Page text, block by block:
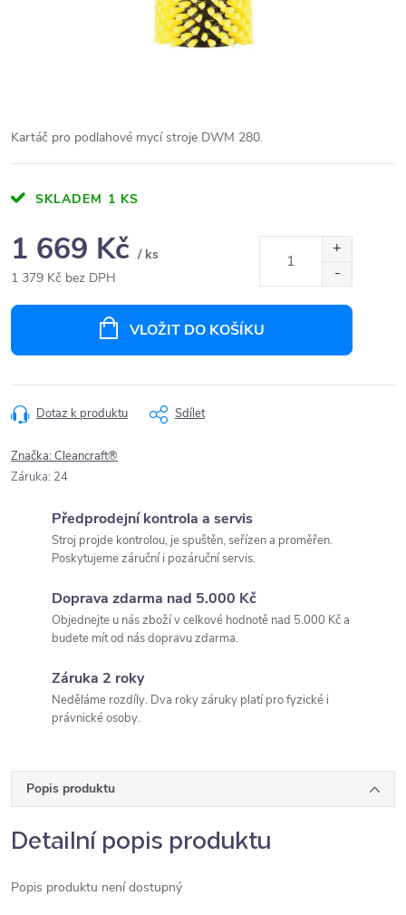
Kartáč pro podlahové mycí stroje DWM 280.
SKLADEM 1 KS
1 669 Kč / ks
1 379 Kč bez DPH
VLOŽIT DO KOŠÍKU
Dotaz k produktu Sdílet
Značka:Cleancraft®
Záruka: 24
Předprodejní kontrola a servis
Stroj projde kontrolou, je spuštěn, seřízen a proměřen.
Poskytujeme záruční i pozáruční servis.
Doprava zdarma nad 5.000 Kč
Objednejte u nás zboží v celkové hodnotě nad 5.000 Kč a
budete mít od nás dopravu zdarma.
Záruka 2 roky
Neděláme rozdíly. Dva roky záruky platí pro fyzické i
právnické osoby.
Popis produktu
Detailní popis produktu
Popis produktu není dostupný